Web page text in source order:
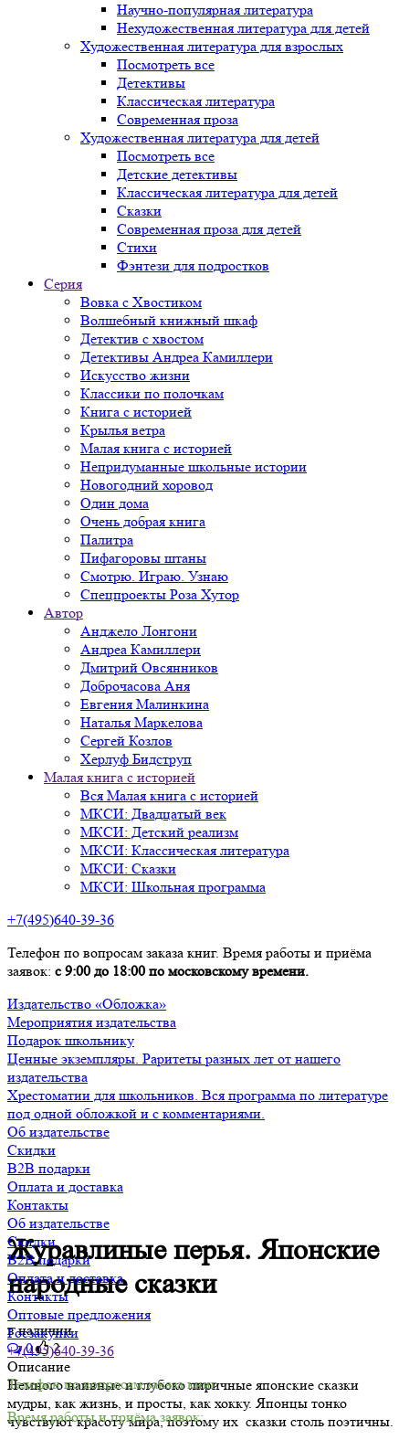
Научно-популярная литература
Нехудожественная литература для детей
Художественная литература для взрослых
Посмотреть все
Детективы
Классическая литература
Современная проза
Художественная литература для детей
Посмотреть все
Детские детективы
Классическая литература для детей
Сказки
Современная проза для детей
Стихи
Фэнтези для подростков
Серия
Вовка с Хвостиком
Волшебный книжный шкаф
Детектив с хвостом
Детективы Андреа Камиллери
Искусство жизни
Классики по полочкам
Книга с историей
Крылья ветра
Малая книга с историей
Непридуманные школьные истории
Новогодний хоровод
Один дома
Очень добрая книга
Палитра
Пифагоровы штаны
Смотрю. Играю. Узнаю
Спецпроекты Роза Хутор
Автор
Анджело Лонгони
Андреа Камиллери
Дмитрий Овсянников
Доброчасова Аня
Евгения Малинкина
Наталья Маркелова
Сергей Козлов
Херлуф Бидструп
Малая книга с историей
Вся Малая книга с историей
МКСИ: Двадцатый век
МКСИ: Детский реализм
МКСИ: Классическая литература
МКСИ: Сказки
МКСИ: Школьная программа
+7(495)640-39-36
Телефон по вопросам заказа книг. Время работы и приёма
заявок: с 9:00 до 18:00 по московскому времени.
Издательство «Обложка»
Мероприятия издательства
Подарок школьнику
Ценные экземпляры. Раритеты разных лет от нашего
издательства
Хрестоматии для школьников. Вся программа по литературе
под одной обложкой и с комментариями.
Об издательстве
Скидки
B2B подарки
Оплата и доставка
Контакты
Об издательстве
Скидки
B2B подарки
Оплата и доставка
Контакты
Оптовые предложения
Госзакупки
+7(495)640-39-36
Телефон по вопросам заказа книг.
Время работы и приёма заявок:
Журавлиные перья. Японские
народные сказки
в наличии
0
2
Описание
Немного наивные и глубоко лиричные японские сказки
мудры, как жизнь, и просты, как хокку. Японцы тонко
чувствуют красоту мира, поэтому их сказки столь поэтичны.